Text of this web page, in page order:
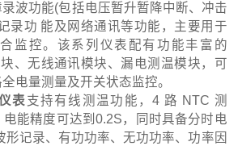
波功能(包括电压暂升暂降中断、冲击
录功 能及网络通讯等功能，主要用于
监控。该系列仪表配有功能丰富的
、无线通讯模块、漏电测温模块，可
电量测量及开关状态监控。
表 支持有线测温功能，4 路 NTC 测
能精度可达到0.2S，同时具备分时电
形记录、有功功率、无功功率、功率因